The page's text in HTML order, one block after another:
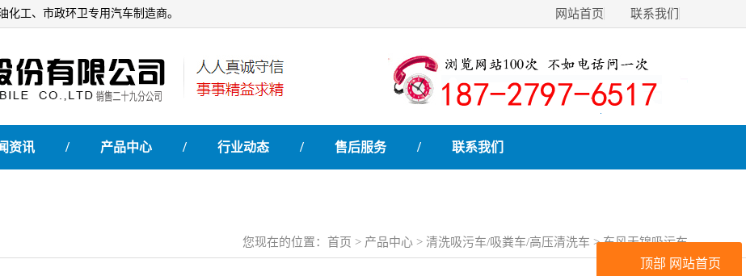
化工、市政环卫专用汽车制造商。 网站首页 联系我们
资讯 / 产品中心 / 行业动态 / 售后服务 / 联系我们
您现在的位置： 首页 > 产品中心 > 清洗吸污车/吸粪车/高压清洗车 > 东风天锦吸污车
顶部 网站首页